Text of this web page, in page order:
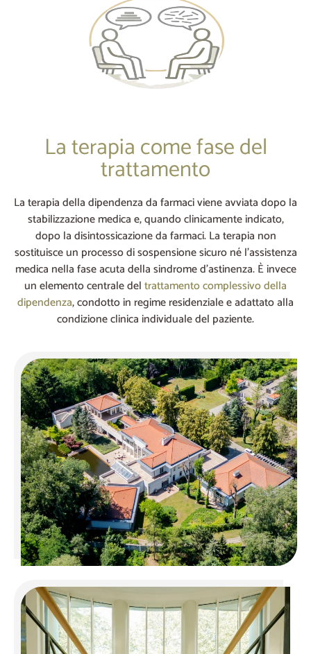
La terapia come fase del
trattamento
La terapia della dipendenza da farmaci viene avviata dopo la
stabilizzazione medica e, quando clinicamente indicato,
dopo la disintossicazione da farmaci. La terapia non
sostituisce un processo di sospensione sicuro né l’assistenza
medica nella fase acuta della sindrome d’astinenza. È invece
un elemento centrale deltrattamento complessivo della
dipendenza, condotto in regime residenziale e adattato alla
condizione clinica individuale del paziente.